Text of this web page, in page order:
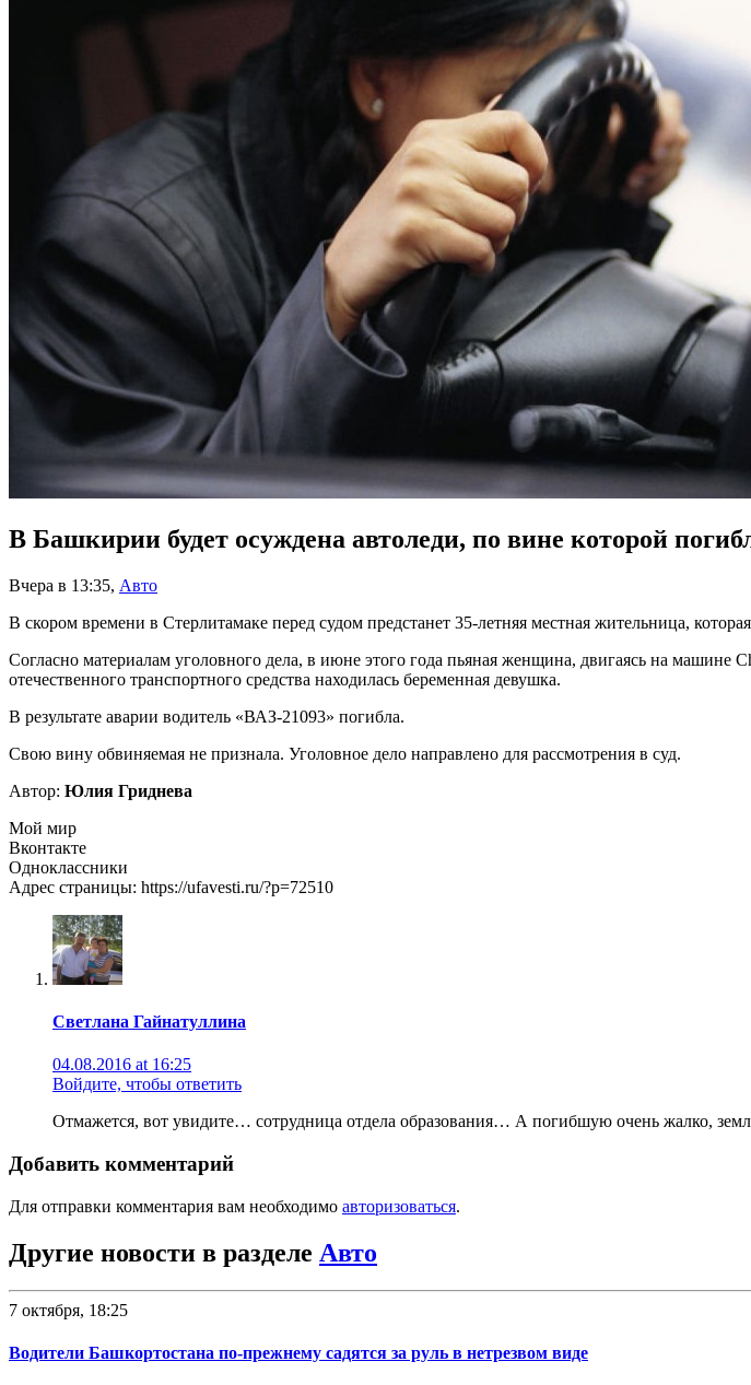
В Башкирии будет осуждена автоледи, по вине которой
Вчера в 13:35, Авто
В скором времени в Стерлитамаке перед судом предстанет 35-летняя местная жительница,
Согласно материалам уголовного дела, в июне этого года пьяная женщина, двигаясь на машине
отечественного транспортного средства находилась беременная девушка.
В результате аварии водитель «ВАЗ-21093» погибла.
Свою вину обвиняемая не признала. Уголовное дело направлено для рассмотрения в суд.
Автор: Юлия Гриднева
Мой мир
Вконтакте
Одноклассники
Адрес страницы: https://ufavesti.ru/?p=72510
Светлана Гайнатуллина
04.08.2016 at 16:25
Войдите, чтобы ответить
Отмажется, вот увидите… сотрудница отдела образования… А погибшую очень жалко,
Добавить комментарий
Для отправки комментария вам необходимо авторизоваться.
Другие новости в разделе Авто
7 октября, 18:25
Водители Башкортостана по-прежнему садятся за руль в нетрезвом виде